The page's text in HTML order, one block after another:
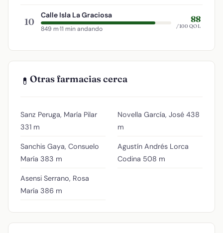
10
Calle Isla La Graciosa
849 m·11 min andando
88
/100 QOL
💊 Otras farmacias cerca
Sanz Peruga, María Pilar
331 m
Sanchis Gaya, Consuelo
María 383 m
Asensi Serrano, Rosa
María 386 m
Novella García, José 438
m
Agustín Andrés Lorca
Codina 508 m